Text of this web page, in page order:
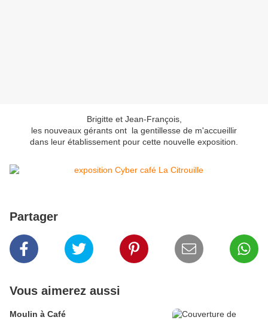
Brigitte et Jean-François,
les nouveaux gérants ont la gentillesse de m'accueillir
dans leur établissement pour cette nouvelle exposition.
Partager
Vous aimerez aussi
Moulin à Café